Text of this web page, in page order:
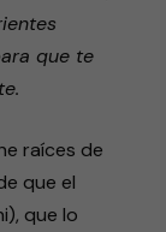
que te
raíces de
que el
que lo